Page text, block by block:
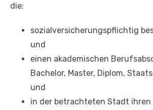
die:
sozialversicherungspflichtig
und
einen akademischen
Bachelor, Master, Diplom,
und
in der betrachteten Stadt